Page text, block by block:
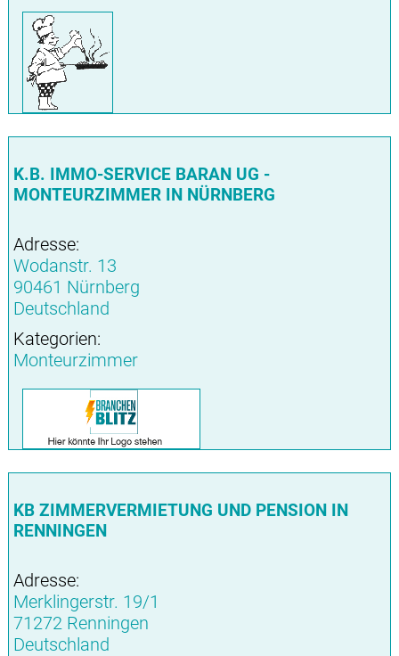
K.B. IMMO-SERVICE BARAN UG -
MONTEURZIMMER IN NÜRNBERG
Adresse:
Wodanstr. 13
90461 Nürnberg
Deutschland
Kategorien:
Monteurzimmer
KB ZIMMERVERMIETUNG UND PENSION IN
RENNINGEN
Adresse:
Merklingerstr. 19/1
71272 Renningen
Deutschland